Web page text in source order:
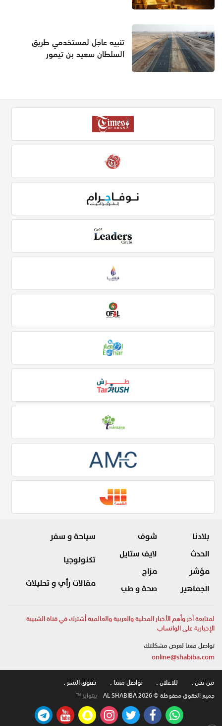
تنبيه عاجل لمستخدمي طريق
السلطان سعيد بن تيمور
بلادنا
الحدث
مؤشر
الجماهير
شوف
لايف ستايل
مزاج
صحة و طب
سياحة و سفر
تكنولوجيا
مقالات رأي و تحليلات
لمتابعة آخر وأهم الأخبار المحلية والعربية والعالمية أشترك في قناة الشبيبة
الإخبارية على الواتساب
تواصل معنا لعرض مشكلتك
online@shabiba.com
من نحن .
للاعلان . تواصل معنا . حقوق النشر .
جميع الحقوق محفوظة © AL SHABIBA 2026 بيتوايز ™